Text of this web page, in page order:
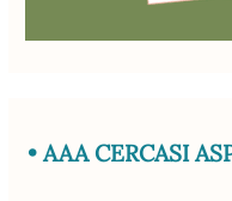
• AAA CERCASI